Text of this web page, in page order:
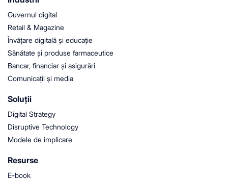
Guvernul digital
Retail & Magazine
Învățare digitală și educație
Sănătate și produse farmaceutice
Bancar, financiar și asigurări
Comunicații și media
Soluții
Digital Strategy
Disruptive Technology
Modele de implicare
Resurse
E-book